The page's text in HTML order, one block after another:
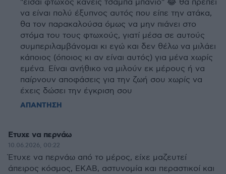
"είσαι φτωχός κανείς τσάμπα μπάνιο" 😂 θα πρέπει
να είναι πολύ έξυπνος αυτός που είπε την ατάκα,
θα τον παρακαλούσα όμως να μην πιάνει στο
στόμα του τους φτωχούς, γιατί μέσα σε αυτούς
συμπεριλαμβάνομαι κι εγώ και δεν θέλω να μιλάει
κάποιος (όποιος κι αν είναι αυτός) για μένα χωρίς
εμένα. Είναι ανήθικο να μιλούν εκ μέρους ή να
παίρνουν αποφάσεις για την ζωή σου χωρίς να
έχεις δώσει την έγκριση σου
ΑΠΑΝΤΗΣΗ
Ετυχε να περνάω
10.06.2026, 00:22
Έτυχε να περνάω από το μέρος, είχε μαζευτεί
άπειρος κόσμος, ΕΚΑΒ, αστυνομία και περαστικοί και